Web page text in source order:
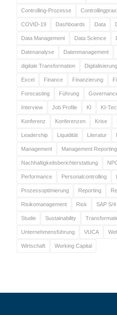
Controlling-Prozesse
COVID-19 Dashboards Data
Data Management Data Science
Datenanalyse Datenmanagement
digitale Transformation Digitalisierung
Excel Finance Finanzierung
Forecasting Führung
Interview Job Profile KI KI-
Konferenz Konferenzen Krise
Leadership Liquidität Literatur
Management Management Reporting
Nachhaltigkeitsberichterstattung
Performance Personalcontrolling
Prozessoptimierung Reporting
Risikomanagement Risk SAP S/
Studie Sustainability
Unternehmensführung VUCA
Wirtschaft Working Capital